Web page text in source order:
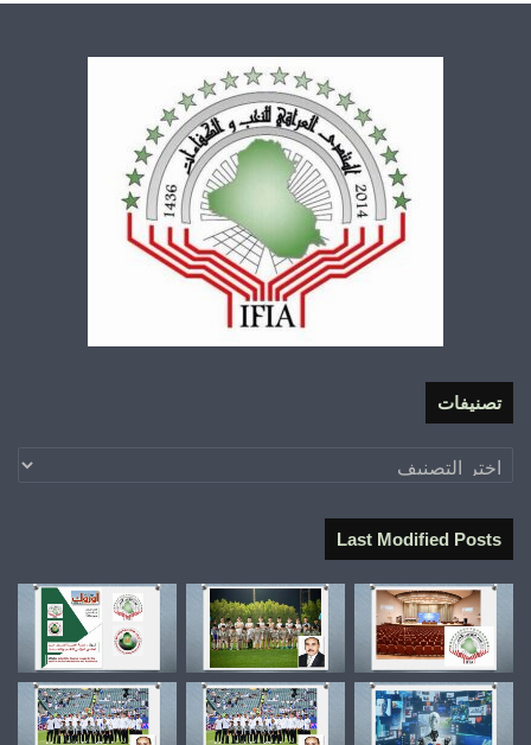
تصنيفات
تصنيفات
Last Modified Posts